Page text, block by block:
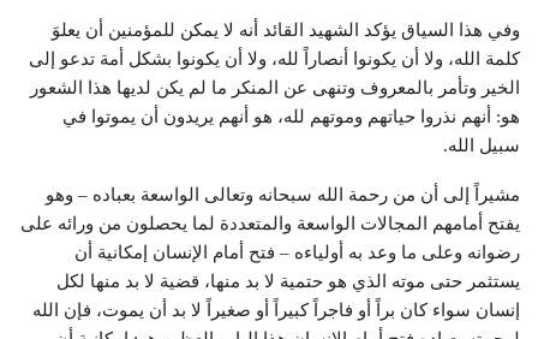
وفي هذا السياق يؤكد الشهيد القائد أنه لا يمكن للمؤمنين أن يعلوَ
كلمة الله، ولا أن يكونوا أنصاراً لله، ولا أن يكونوا بشكل أمة تدعو إلى
الخير وتأمر بالمعروف وتنهى عن المنكر ما لم يكن لديها هذا الشعور
هو: أنهم نذروا حياتهم وموتهم لله، هو أنهم يريدون أن يموتوا في
سبيل الله.
مشيراً إلى أن من رحمة الله سبحانه وتعالى الواسعة بعباده – وهو
يفتح أمامهم المجالات الواسعة والمتعددة لما يحصلون من ورائه على
رضوانه وعلى ما وعد به أولياءه – فتح أمام الإنسان إمكانية أن
يستثمر حتى موته الذي هو حتمية لا بد منها، قضية لا بد منها لكل
إنسان سواء كان براً أو فاجراً كبيراً أو صغيراً لا بد أن يموت، فإن الله